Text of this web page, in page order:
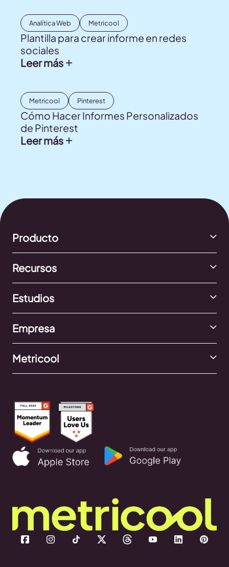
Analítica Web Metricool
Plantilla para crear informe en redes
sociales
Leer más
Metricool Pinterest
Cómo Hacer Informes Personalizados
de Pinterest
Leer más
Producto
Recursos
Estudios
Empresa
Metricool